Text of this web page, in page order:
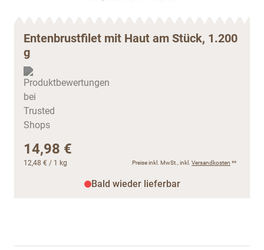
Entenbrustfilet mit Haut am Stück, 1.200
g
14,98 €
12,48 € / 1 kg Preise inkl. MwSt., inkl. Versandkosten **
Bald wieder lieferbar